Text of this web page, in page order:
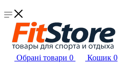
Обрані товари 0 Кошик 0